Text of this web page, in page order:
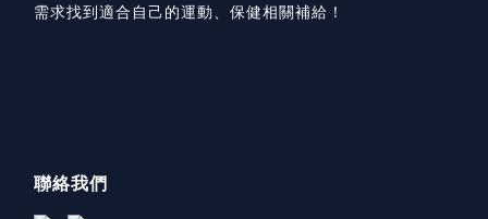
需求找到適合自己的運動、保健相關補給！
聯絡我們